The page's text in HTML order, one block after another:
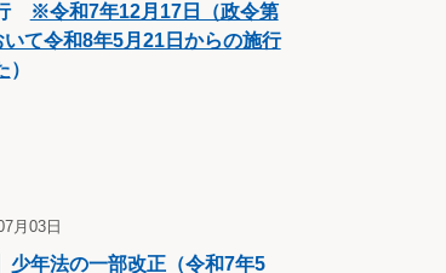
※令和7年12月17日（政令第
て令和8年5月21日からの施行
）
月03日
少年法の一部改正（令和7年5